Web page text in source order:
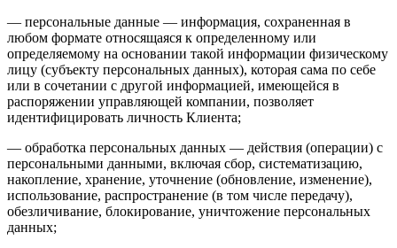
— персональные данные — информация, сохраненная в
любом формате относящаяся к определенному или
определяемому на основании такой информации физическому
лицу (субъекту персональных данных), которая сама по себе
или в сочетании с другой информацией, имеющейся в
распоряжении управляющей компании, позволяет
идентифицировать личность Клиента;
— обработка персональных данных — действия (операции) с
персональными данными, включая сбор, систематизацию,
накопление, хранение, уточнение (обновление, изменение),
использование, распространение (в том числе передачу),
обезличивание, блокирование, уничтожение персональных
данных;